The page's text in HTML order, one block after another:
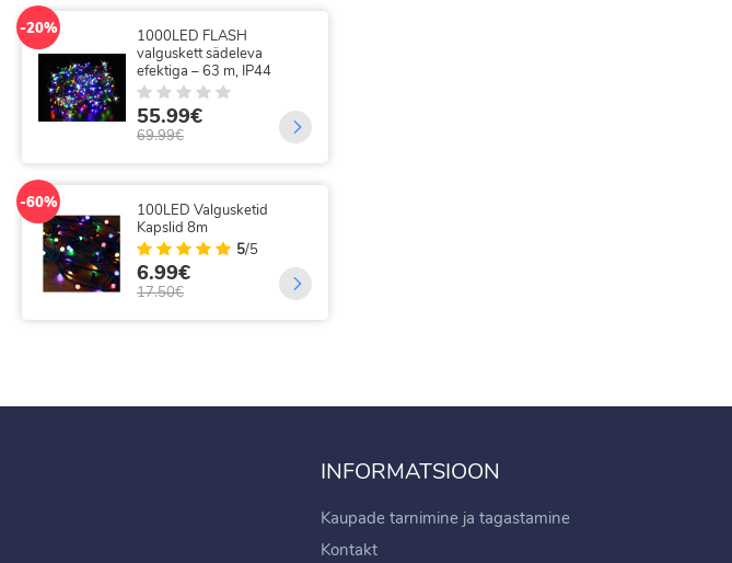
-25%
200 LED traadist
valguskardin
kaugjuhtimisega 3x2 m
11.99€
-37%
300 LED FLASH Jõulutuled
24m koos 31V adapteriga
18.99€
INFORMATSIOON
Kaupade tarnimine ja tagastamine
Kontakt